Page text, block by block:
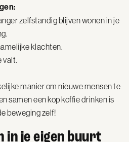
zelfstandig blijven wonen in je
klachten.
valt.
manier om nieuwe mensen te
samen een kop koffie drinken is
beweging zelf!
in je eigen buurt